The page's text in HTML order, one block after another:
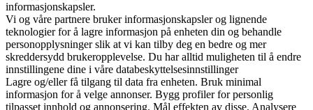
informasjonskapsler.
Vi og våre partnere bruker informasjonskapsler og lignende
teknologier for å lagre informasjon på enheten din og behandle
personopplysninger slik at vi kan tilby deg en bedre og mer
skreddersydd brukeropplevelse. Du har alltid muligheten til å endre
innstillingene dine i våre databeskyttelsesinnstillinger
Lagre og/eller få tilgang til data fra enheten. Bruk minimal
informasjon for å velge annonser. Bygg profiler for personlig
tilpasset innhold og annonsering. Mål effekten av disse. Analysere